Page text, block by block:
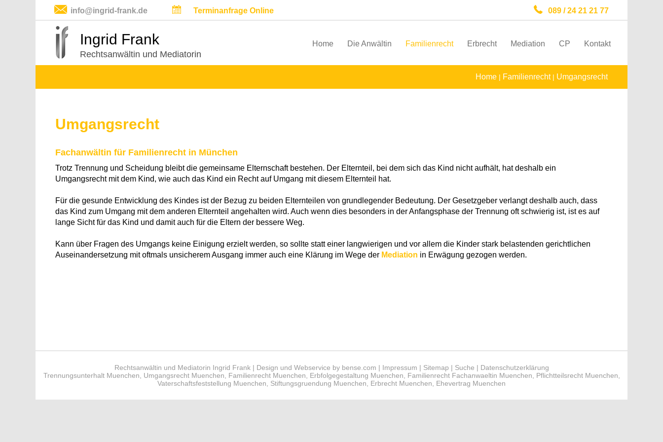
info@ingrid-frank.de Terminanfrage Online 089 / 24 21 21 77
Ingrid Frank
Rechtsanwältin und Mediatorin
Home Die Anwältin Familienrecht Erbrecht Mediation CP Kontakt
Home | Familienrecht| Umgangsrecht
Umgangsrecht
Fachanwältin für Familienrecht in München
Trotz Trennung und Scheidung bleibt die gemeinsame Elternschaft bestehen. Der Elternteil, bei dem sich das Kind nicht aufhält, hat deshalb ein
Umgangsrecht mit dem Kind, wie auch das Kind ein Recht auf Umgang mit diesem Elternteil hat.
Für die gesunde Entwicklung des Kindes ist der Bezug zu beiden Elternteilen von grundlegender Bedeutung. Der Gesetzgeber verlangt deshalb auch, dass
das Kind zum Umgang mit dem anderen Elternteil angehalten wird. Auch wenn dies besonders in der Anfangsphase der Trennung oft schwierig ist, ist es auf
lange Sicht für das Kind und damit auch für die Eltern der bessere Weg.
Kann über Fragen des Umgangs keine Einigung erzielt werden, so sollte statt einer langwierigen und vor allem die Kinder stark belastenden gerichtlichen
Auseinandersetzung mit oftmals unsicherem Ausgang immer auch eine Klärung im Wege der Mediation in Erwägung gezogen werden.
Rechtsanwältin und Mediatorin Ingrid Frank | Design und Webservice by bense.com | Impressum | Sitemap | Suche | Datenschutzerklärung
Trennungsunterhalt Muenchen
Umgangsrecht Muenchen Familienrecht Muenchen Erbfolgegestaltung Muenchen Familienrecht Fachanwaeltin Muenchen Pflichtteilsrecht Muenchen
Vaterschaftsfeststellung Muenchen
Stiftungsgruendung Muenchen Erbrecht Muenchen Ehevertrag Muenchen